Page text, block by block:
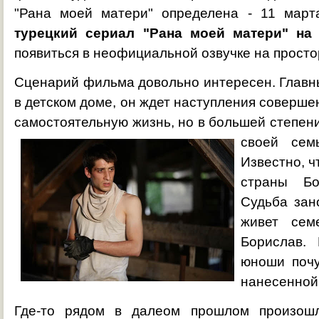
"Рана моей матери" определена - 11
турецкий сериал "Рана моей матери" на
появиться в неофициальной озвучке на
Сценарий фильма довольно интересен.
в детском доме, он ждет наступления
самостоятельную жизнь, но в большей
своей
Известно,
страны
Судьба
живет
Борислав.
юноши
Где-то рядом в далеом прошлом